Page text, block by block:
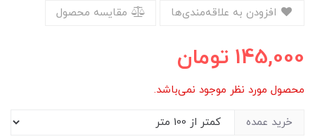
مقایسه محصول
145,000 تومان
محصول مورد نظر موجود نمی‌باشد.
خرید عمده